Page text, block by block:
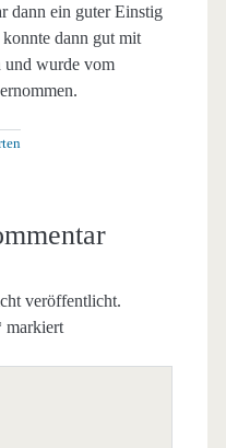
dann ein guter Einstig
dann gut mit
und wurde vom
veröffentlicht.
markiert